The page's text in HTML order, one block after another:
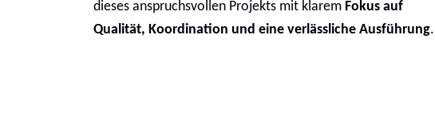
dieses anspruchsvollen Projekts mit klarem Fokus auf
Qualität, Koordination und eine verlässliche Ausführung.